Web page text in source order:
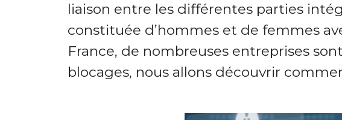
liaison entre les différentes parties
constituée d’hommes et de femmes
France, de nombreuses entreprises
blocages, nous allons découvrir